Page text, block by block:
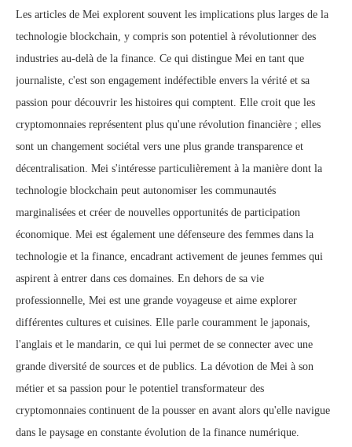
Les articles de Mei explorent souvent les implications plus larges de la
technologie blockchain, y compris son potentiel à révolutionner des
industries au-delà de la finance. Ce qui distingue Mei en tant que
journaliste, c'est son engagement indéfectible envers la vérité et sa
passion pour découvrir les histoires qui comptent. Elle croit que les
cryptomonnaies représentent plus qu'une révolution financière ; elles
sont un changement sociétal vers une plus grande transparence et
décentralisation. Mei s'intéresse particulièrement à la manière dont la
technologie blockchain peut autonomiser les communautés
marginalisées et créer de nouvelles opportunités de participation
économique. Mei est également une défenseure des femmes dans la
technologie et la finance, encadrant activement de jeunes femmes qui
aspirent à entrer dans ces domaines. En dehors de sa vie
professionnelle, Mei est une grande voyageuse et aime explorer
différentes cultures et cuisines. Elle parle couramment le japonais,
l'anglais et le mandarin, ce qui lui permet de se connecter avec une
grande diversité de sources et de publics. La dévotion de Mei à son
métier et sa passion pour le potentiel transformateur des
cryptomonnaies continuent de la pousser en avant alors qu'elle navigue
dans le paysage en constante évolution de la finance numérique.